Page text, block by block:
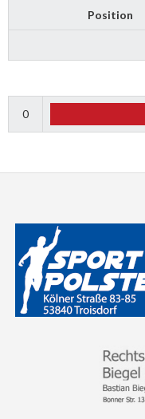
Position
0